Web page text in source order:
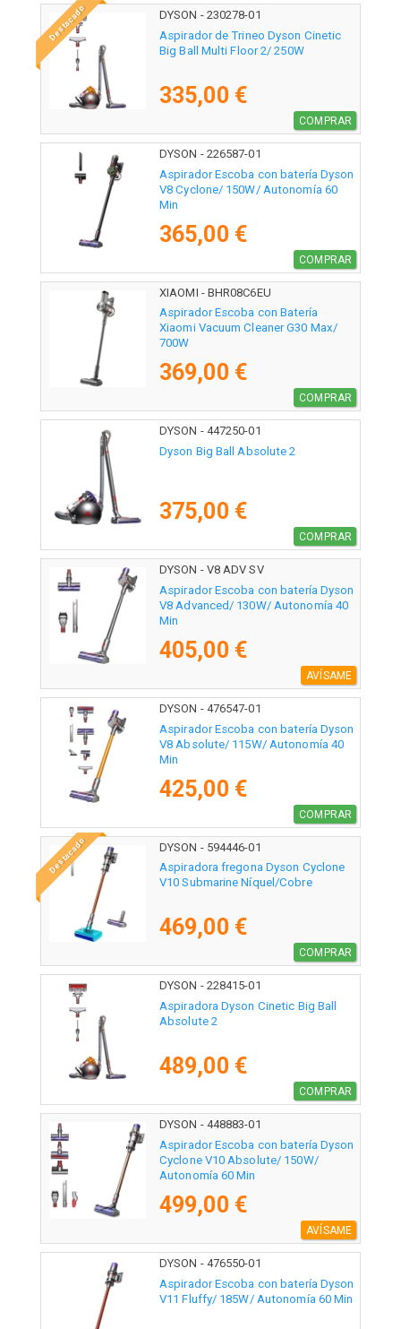
Destacado
DYSON - 230278-01
Aspirador de Trineo Dyson Cinetic
Big Ball Multi Floor 2/ 250W
335,00 €
COMPRAR
DYSON - 226587-01
Aspirador Escoba con batería Dyson
V8 Cyclone/ 150W/ Autonomía 60
Min
365,00 €
COMPRAR
XIAOMI - BHR08C6EU
Aspirador Escoba con Batería
Xiaomi Vacuum Cleaner G30 Max/
700W
369,00 €
COMPRAR
DYSON - 447250-01
Dyson Big Ball Absolute 2
375,00 €
COMPRAR
DYSON - V8 ADV SV
Aspirador Escoba con batería Dyson
V8 Advanced/ 130W/ Autonomía 40
Min
405,00 €
AVÍSAME
DYSON - 476547-01
Aspirador Escoba con batería Dyson
V8 Absolute/ 115W/ Autonomía 40
Min
425,00 €
COMPRAR
Destacado
DYSON - 594446-01
Aspiradora fregona Dyson Cyclone
V10 Submarine Níquel/Cobre
469,00 €
COMPRAR
DYSON - 228415-01
Aspiradora Dyson Cinetic Big Ball
Absolute 2
489,00 €
COMPRAR
DYSON - 448883-01
Aspirador Escoba con batería Dyson
Cyclone V10 Absolute/ 150W/
Autonomía 60 Min
499,00 €
AVÍSAME
DYSON - 476550-01
Aspirador Escoba con batería Dyson
V11 Fluffy/ 185W/ Autonomía 60 Min